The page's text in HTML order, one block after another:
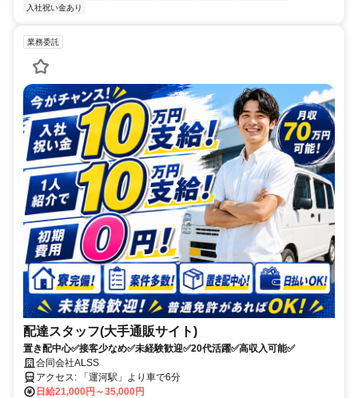
入社祝い金あり
業務委託
配達スタッフ(大手通販サイト)
置き配中心✅接客少なめ✅未経験歓迎✅20代活躍✅高収入可能✅
合同会社ALSS
アクセス: 「運河駅」より車で6分
日給21,000円～35,000円